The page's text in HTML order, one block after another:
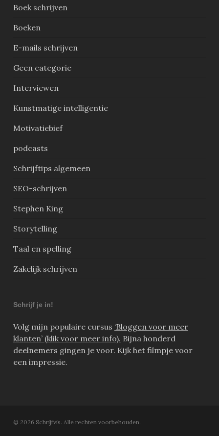
Boek schrijven
Boeken
E-mails schrijven
Geen categorie
Interviewen
Kunstmatige intelligentie
Motivatiebief
podcasts
Schrijftips algemeen
SEO-schrijven
Stephen King
Storytelling
Taal en spelling
Zakelijk schrijven
Schrijf je in!
Volg mijn populaire cursus ‘Bloggen voor meer
klanten’ (klik voor meer info). Bijna honderd
deelnemers gingen je voor. Kijk het filmpje voor
een impressie.
© 2026 Schrijfvis. Alle rechten voorbehouden.